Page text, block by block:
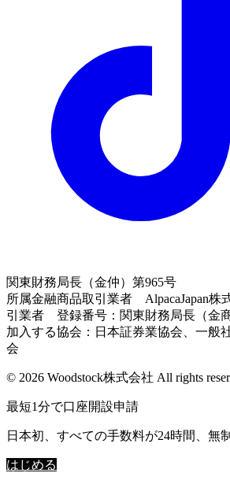
関東財務局長（金仲）第965号
所属金融商品取引業者 AlpacaJapan
引業者 登録番号：関東財務局長（金
加入する協会：日本証券業協会、一般
会
© 2026 Woodstock株式会社 All rights
最短1分で口座開設申請
日本初、すべての手数料が24時間、無
はじめる